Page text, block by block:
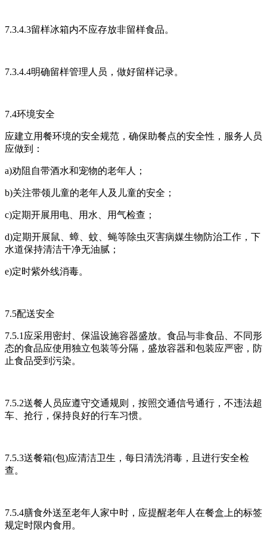
7.3.4.3留样冰箱内不应存放非留样食品。
7.3.4.4明确留样管理人员，做好留样记录。
7.4环境安全
应建立用餐环境的安全规范，确保助餐点的安全性，服务人员
应做到：
a)劝阻自带酒水和宠物的老年人；
b)关注带领儿童的老年人及儿童的安全；
c)定期开展用电、用水、用气检查；
d)定期开展鼠、蟑、蚊、蝇等除虫灭害病媒生物防治工作，下
水道保持清洁干净无油腻；
e)定时紫外线消毒。
7.5配送安全
7.5.1应采用密封、保温设施容器盛放。食品与非食品、不同形
态的食品应使用独立包装等分隔，盛放容器和包装应严密，防
止食品受到污染。
7.5.2送餐人员应遵守交通规则，按照交通信号通行，不违法超
车、抢行，保持良好的行车习惯。
7.5.3送餐箱(包)应清洁卫生，每日清洗消毒，且进行安全检
查。
7.5.4膳食外送至老年人家中时，应提醒老年人在餐盒上的标签
规定时限内食用。